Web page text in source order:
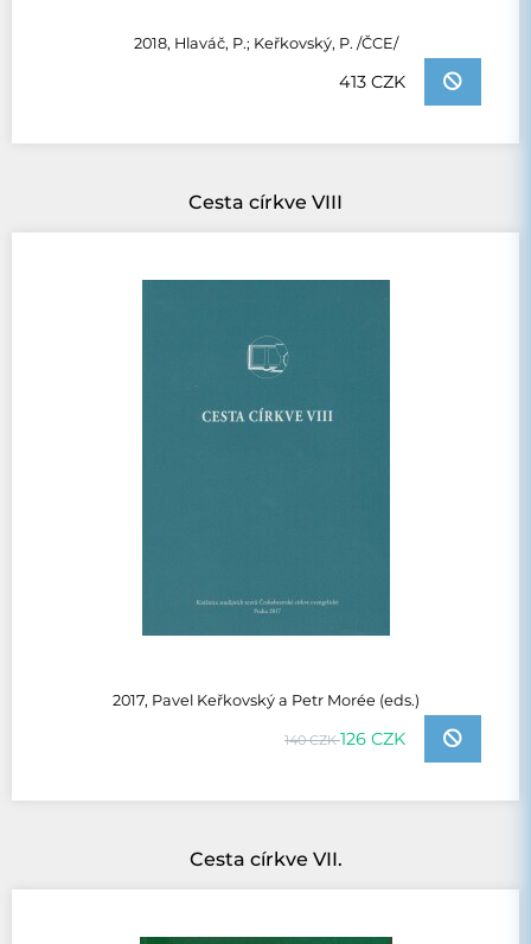
2018, Hlaváč, P.; Keřkovský, P. /ČCE/
413 CZK
Cesta církve VIII
2017, Pavel Keřkovský a Petr Morée (eds.)
140 CZK126 CZK
Cesta církve VII.